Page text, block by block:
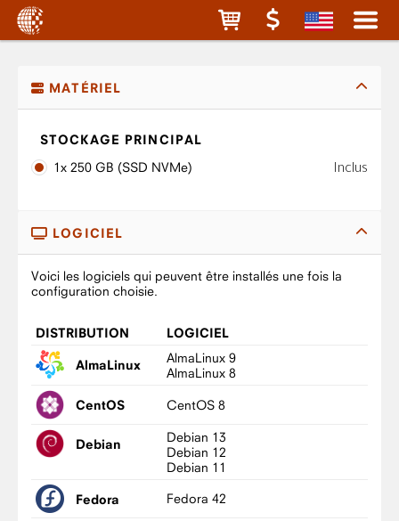
MATÉRIEL
STOCKAGE PRINCIPAL
1x 250 GB (SSD NVMe)
Inclus
LOGICIEL
Voici les logiciels qui peuvent être installés une fois la
configuration choisie.
DISTRIBUTION LOGICIEL
AlmaLinux
AlmaLinux 9
AlmaLinux 8
CentOS CentOS 8
Debian
Debian 13
Debian 12
Debian 11
Fedora Fedora 42